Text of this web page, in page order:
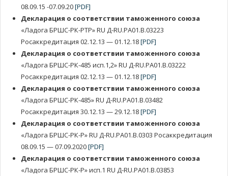
08.09.15 -07.09.20[PDF]
Декларация о соответствии таможенного союза
«Ладога БРШС-РК-РТР» RU Д-RU.РА01.В.03223
Росаккредитация 02.12.13 — 01.12.18[PDF]
Декларация о соответствии таможенного союза
«Ладога БРШС-РК-485 исп.1,2» RU Д-RU.РА01.В.03222
Росаккредитация 02.12.13 — 01.12.18[PDF]
Декларация о соответствии таможенного союза
«Ладога БРШС-РК-485» RU Д-RU.РА01.В.03482
Росаккредитация 30.12.13 — 29.12.18[PDF]
Декларация о соответствии таможенного союза
«Ладога БРШС-РК-Р» RU Д-RU.РА01.В.0303 Росаккредитация
08.09.15 — 07.09.2020[PDF]
Декларация о соответствии таможенного союза
«Ладога БРШС-РК-Р» исп.1 RU Д-RU.РА01.В.03853